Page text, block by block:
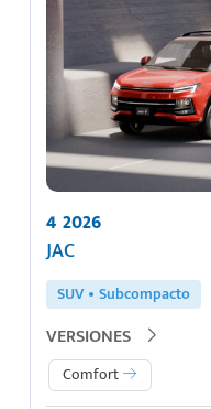
4 2026
JAC
SUV Subcompacto
VERSIONES
Comfort